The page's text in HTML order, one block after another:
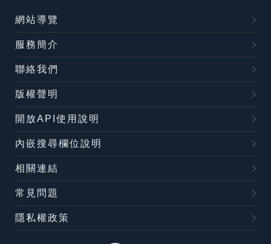
網站導覽
服務簡介
聯絡我們
版權聲明
開放API使用說明
內嵌搜尋欄位說明
相關連結
常見問題
隱私權政策